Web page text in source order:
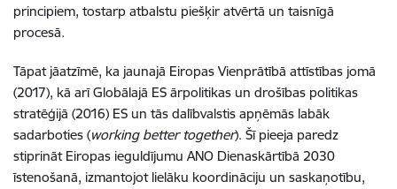
principiem, tostarp atbalstu piešķir atvērtā un taisnīgā
procesā.
Tāpat jāatzīmē, ka jaunajā Eiropas Vienprātībā attīstības jomā
(2017), kā arī Globālajā ES ārpolitikas un drošības politikas
stratēģijā (2016) ES un tās dalībvalstis apņēmās labāk
sadarboties (working better together). Šī pieeja paredz
stiprināt Eiropas ieguldījumu ANO Dienaskārtībā 2030
īstenošanā, izmantojot lielāku koordināciju un saskaņotību,